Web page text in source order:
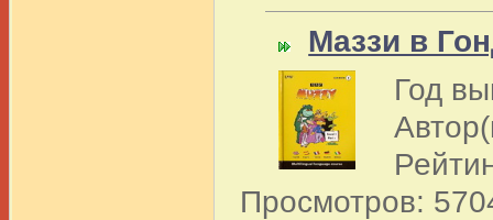
Маззи в
Год
Просмотров: